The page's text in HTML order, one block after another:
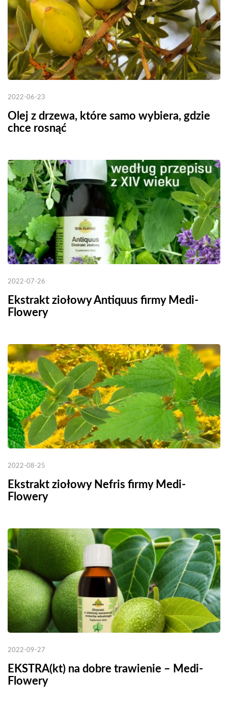
2022-06-23
Olej z drzewa, które samo wybiera, gdzie
chce rosnąć
2022-07-26
Ekstrakt ziołowy Antiquus firmy Medi-
Flowery
2022-08-25
Ekstrakt ziołowy Nefris firmy Medi-
Flowery
2022-09-27
EKSTRA(kt) na dobre trawienie – Medi-
Flowery